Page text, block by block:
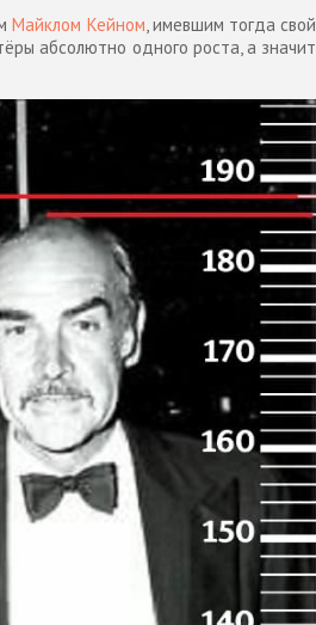
Майклом Кейном, имевшим тогда свой
абсолютно одного роста, а значит